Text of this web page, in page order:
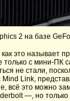
2 на базе
это называет
с мини-ПК
не стали,
Link,
всё это можно
—, но только